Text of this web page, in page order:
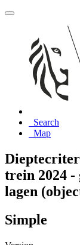
Search
Map
trein 2024 -
lagen
Simple